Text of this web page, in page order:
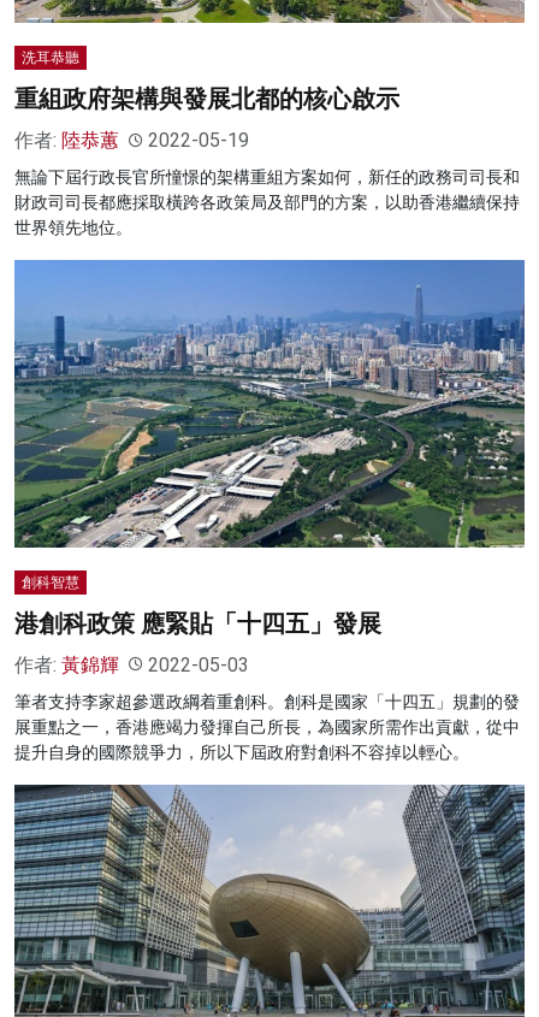
洗耳恭聽
重組政府架構與發展北都的核心啟示
作者: 陸恭蕙 2022-05-19
無論下屆行政長官所憧憬的架構重組方案如何，新任的政務司司長和
財政司司長都應採取橫跨各政策局及部門的方案，以助香港繼續保持
世界領先地位。
創科智慧
港創科政策 應緊貼「十四五」發展
作者: 黃錦輝 2022-05-03
筆者支持李家超參選政綱着重創科。創科是國家「十四五」規劃的發
展重點之一，香港應竭力發揮自己所長，為國家所需作出貢獻，從中
提升自身的國際競爭力，所以下屆政府對創科不容掉以輕心。